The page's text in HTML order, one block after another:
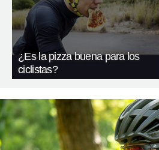
¿Es la pizza buena para los
ciclistas?